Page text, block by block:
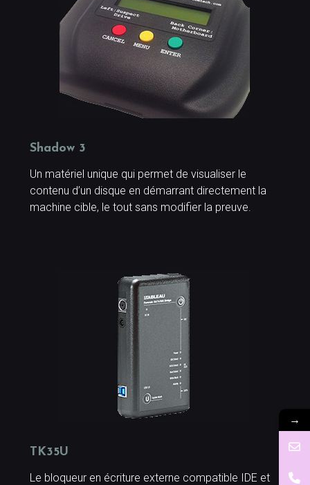
Shadow 3
Un matériel unique qui permet de visualiser le
contenu d’un disque en démarrant directement la
machine cible, le tout sans modifier la preuve.
TK35U
Le bloqueur en écriture externe compatible IDE et
→